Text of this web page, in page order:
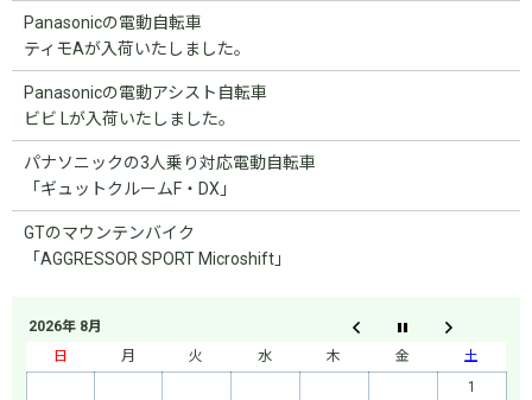
Panasonicの電動自転車
ティモAが入荷いたしました。
Panasonicの電動アシスト自転車
ビビ Lが入荷いたしました。
パナソニックの3人乗り対応電動自転車
「ギュットクルームF・DX」
GTのマウンテンバイク
「AGGRESSOR SPORT Microshift」
2026年 8月
日
月 火 水 木 金
土
1